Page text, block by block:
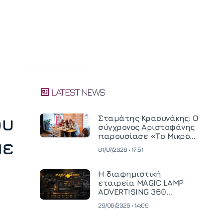
LATEST NEWS
Σταμάτης Κραουνάκης: Ο
σύγχρονος Αριστοφάνης
παρουσίασε «Το Μικρό
01/07/2026 • 17:51
Η διαφημιστική
εταιρεία MAGIC LAMP
ADVERTISING 360
κινηματογραφική
29/06/2026 • 14:09